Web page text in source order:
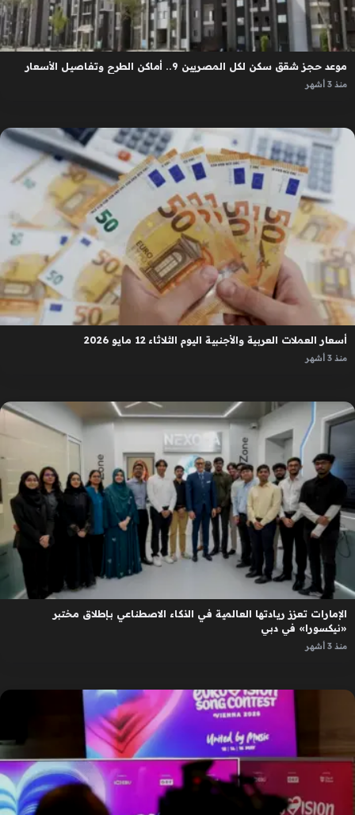
موعد حجز شقق سكن لكل المصريين 9.. أماكن الطرح وتفاصيل الأسعار
منذ 3 أشهر
أسعار العملات العربية والأجنبية اليوم الثلاثاء 12 مايو 2026
منذ 3 أشهر
الإمارات تعزز ريادتها العالمية في الذكاء الاصطناعي بإطلاق مختبر
«نيكسورا» في دبي
منذ 3 أشهر